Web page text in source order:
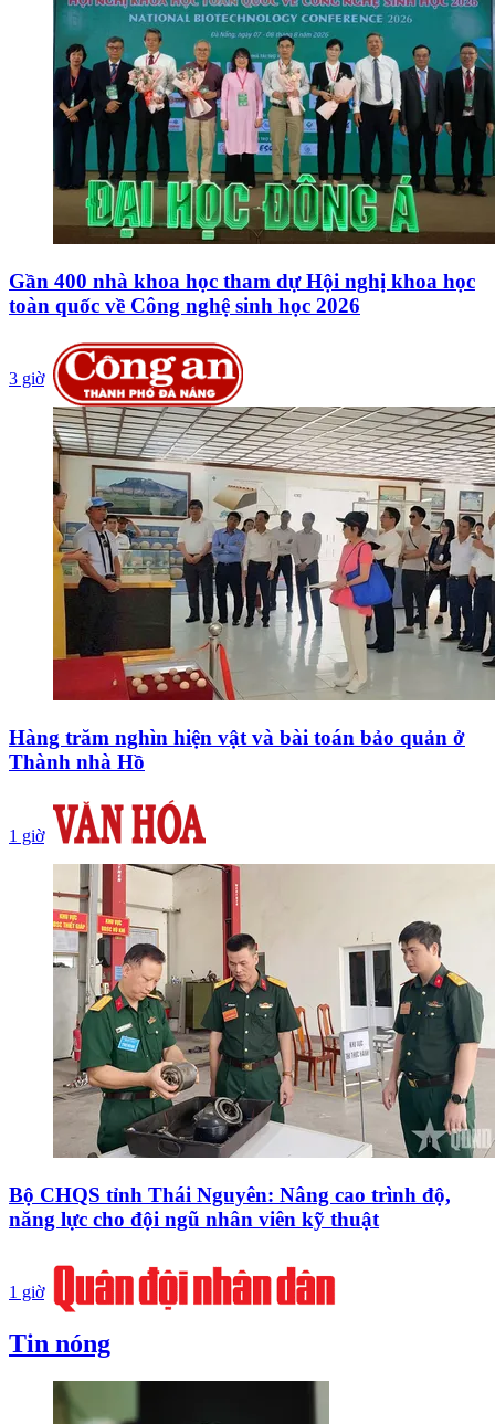
Gần 400 nhà khoa học tham dự Hội nghị khoa học
toàn quốc về Công nghệ sinh học 2026
3 giờ
Hàng trăm nghìn hiện vật và bài toán bảo quản ở
Thành nhà Hồ
1 giờ
Bộ CHQS tỉnh Thái Nguyên: Nâng cao trình độ,
năng lực cho đội ngũ nhân viên kỹ thuật
1 giờ
Tin nóng